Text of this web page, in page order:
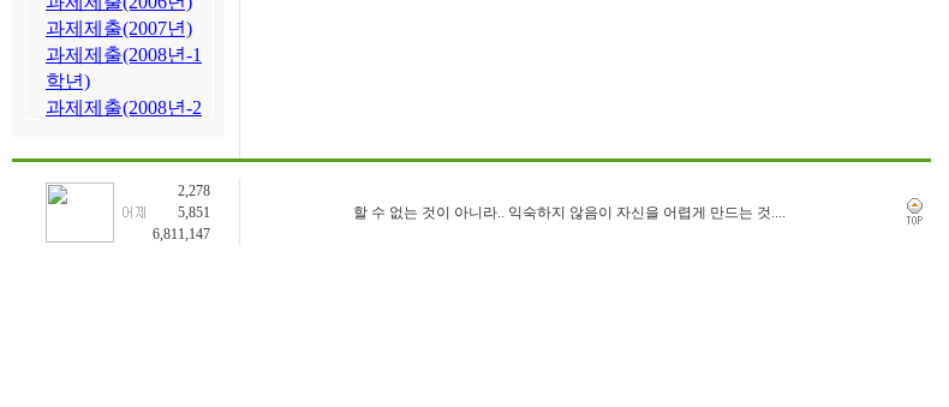
2,278
5,851
6,811,147
할 수 없는 것이 아니라.. 익숙하지 않음이 자신을 어렵게 만드는 것....